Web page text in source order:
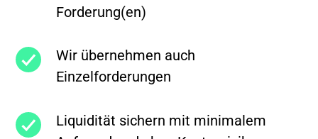
Forderung(en)
Wir übernehmen auch
Einzelforderungen
Liquidität sichern mit minimalem